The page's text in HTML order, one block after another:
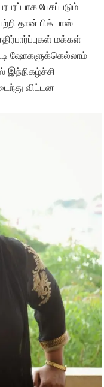
பேசப்படும்
தான் பிக் பாஸ்
மக்கள்
ஷோகளுக்கெல்லாம்
இந்நிகழ்ச்சி
விட்டன